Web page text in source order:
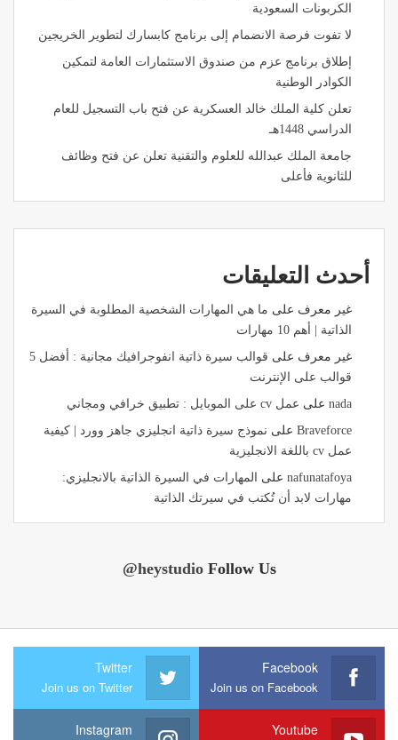
الكربونات السعودية
لا تفوت فرصة الانضمام إلى برنامج كابسارك لتطوير الخريجين
إطلاق برنامج عزم من صندوق الاستثمارات العامة لتمكين
الكوادر الوطنية
تعلن كلية الملك خالد العسكرية عن فتح باب التسجيل للعام
الدراسي 1448هـ
جامعة الملك عبدالله للعلوم والتقنية تعلن عن فتح وظائف
للثانوية فأعلى
أحدث التعليقات
غير معرف على ما هي المهارات الشخصية المطلوبة في السيرة
الذاتية | أهم 10 مهارات
غير معرف على
قوالب سيرة ذاتية انفوجرافيك مجانية : أفضل 5
قوالب على الإنترنت
nada على عمل cv على الموبايل : تطبيق خرافي ومجاني
Braveforce على نموذج سيرة ذاتية انجليزي جاهز وورد | كيفية
عمل cv باللغة الانجليزية
nafunatafoya على
المهارات في السيرة الذاتية بالانجليزي:
مهارات لابد أن تُكتب في سيرتك الذاتية
Follow Us
@heystudio
Facebook
Join us on Facebook
Twitter
Join us on Twitter
Youtube
Instagram